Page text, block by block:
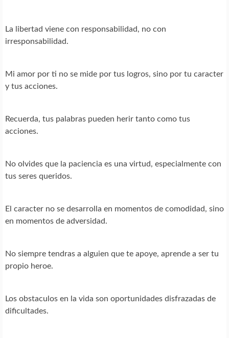
La libertad viene con responsabilidad, no con
irresponsabilidad.
Mi amor por ti no se mide por tus logros, sino por tu caracter
y tus acciones.
Recuerda, tus palabras pueden herir tanto como tus
acciones.
No olvides que la paciencia es una virtud, especialmente con
tus seres queridos.
El caracter no se desarrolla en momentos de comodidad, sino
en momentos de adversidad.
No siempre tendras a alguien que te apoye, aprende a ser tu
propio heroe.
Los obstaculos en la vida son oportunidades disfrazadas de
dificultades.